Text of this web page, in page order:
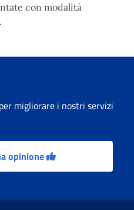
con modalità
migliorare i nostri servizi
opinione